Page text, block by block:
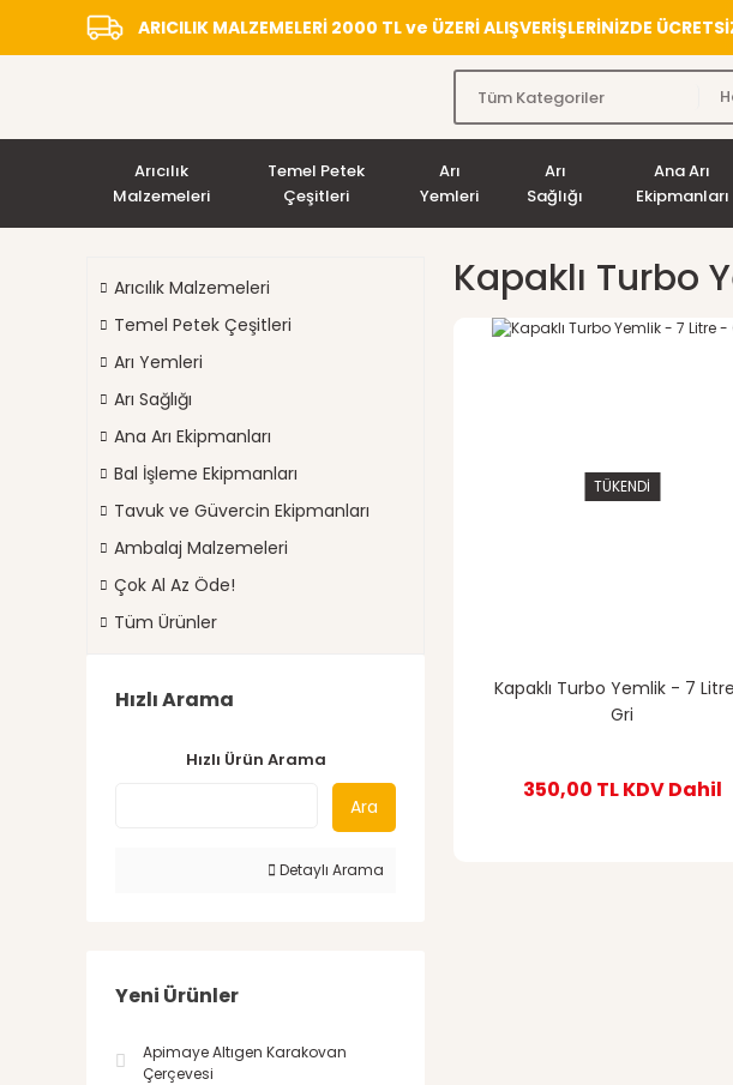
ARICILIK MALZEMELERİ 2000 TL ve ÜZERİ ALIŞVERİŞLERİNİZDE
Arıcılık
Malzemeleri
Temel Petek
Çeşitleri
Arı
Yemleri
Arı
Sağlığı
Ana Arı
Ekipmanları
Arıcılık Malzemeleri
Temel Petek Çeşitleri
Arı Yemleri
Arı Sağlığı
Ana Arı Ekipmanları
Bal İşleme Ekipmanları
Tavuk ve Güvercin Ekipmanları
Ambalaj Malzemeleri
Çok Al Az Öde!
Tüm Ürünler
Hızlı Arama
Hızlı Ürün Arama
Ara
Detaylı Arama
Yeni Ürünler
Apimaye Altıgen Karakovan
Çerçevesi
Kapaklı Turbo
TÜKENDİ
Kapaklı Turbo Yemlik - 7
Gri
350,00 TLKDV Dahil